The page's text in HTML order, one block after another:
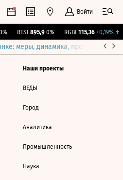
Войти
RTSI 895,9 0% RGBI 115,36 +0,19%↑
меры, динамика, прогнозы
Наши проекты
ВЕДЫ
Город
Аналитика
Промышленность
Наука